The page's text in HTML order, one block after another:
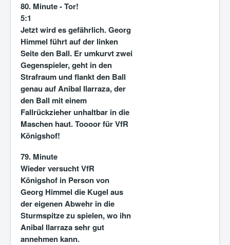
80. Minute - Tor!
5:1
Jetzt wird es gefährlich. Georg
Himmel führt auf der linken
Seite den Ball. Er umkurvt zwei
Gegenspieler, geht in den
Strafraum und flankt den Ball
genau auf Anibal Ilarraza, der
den Ball mit einem
Fallrückzieher unhaltbar in die
Maschen haut. Toooor für VfR
Königshof!
79. Minute
Wieder versucht VfR
Königshof in Person von
Georg Himmel die Kugel aus
der eigenen Abwehr in die
Sturmspitze zu spielen, wo ihn
Anibal Ilarraza sehr gut
annehmen kann.